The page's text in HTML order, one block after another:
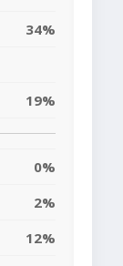
34%
19%
0%
2%
12%